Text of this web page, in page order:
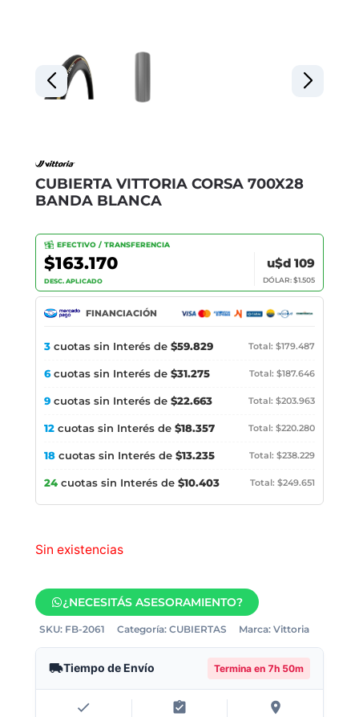
CUBIERTA VITTORIA CORSA 700X28
BANDA BLANCA
EFECTIVO / TRANSFERENCIA
$163.170
DESC. APLICADO
u$d 109
DÓLAR: $1.505
FINANCIACIÓN
3 cuotas sin Interés de $59.829 Total: $179.487
6cuotas sin Interés de $31.275 Total: $187.646
9 cuotas sin Interés de $22.663 Total: $203.963
12 cuotas sin Interés de $18.357 Total: $220.280
18 cuotas sin Interés de $13.235 Total: $238.229
24 cuotas sin Interés de $10.403 Total: $249.651
Sin existencias
¿NECESITÁS ASESORAMIENTO?
SKU: FB-2061 Categoría: CUBIERTAS Marca: Vittoria
Tiempo de Envío Termina en 7h 50m